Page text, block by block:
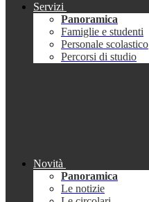
Servizi
Panoramica
Famiglie e studenti
Personale scolastico
Percorsi di studio
Novità
Panoramica
Le notizie